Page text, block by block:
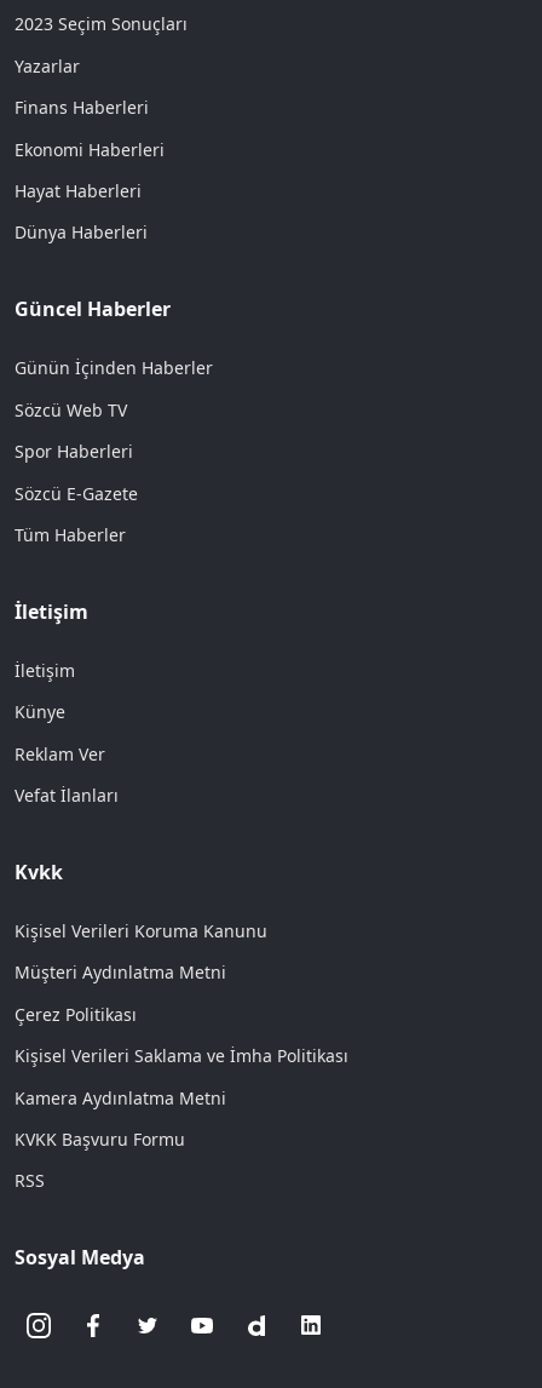
2023 Seçim Sonuçları
Yazarlar
Finans Haberleri
Ekonomi Haberleri
Hayat Haberleri
Dünya Haberleri
Güncel Haberler
Günün İçinden Haberler
Sözcü Web TV
Spor Haberleri
Sözcü E-Gazete
Tüm Haberler
İletişim
İletişim
Künye
Reklam Ver
Vefat İlanları
Kvkk
Kişisel Verileri Koruma Kanunu
Müşteri Aydınlatma Metni
Çerez Politikası
Kişisel Verileri Saklama ve İmha Politikası
Kamera Aydınlatma Metni
KVKK Başvuru Formu
RSS
Sosyal Medya